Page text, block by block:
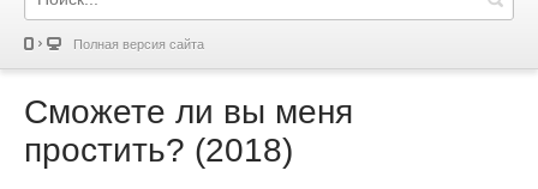
Полная версия сайта
Сможете ли вы меня
простить? (2018)